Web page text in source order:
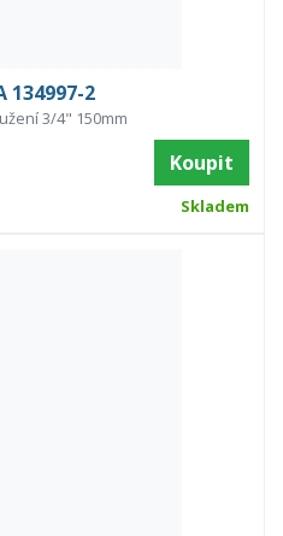
134997-2
3/4" 150mm
Koupit
Skladem